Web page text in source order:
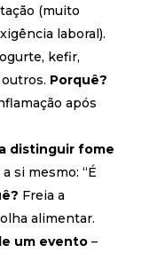
(muito
laboral).
kefir,
Porquê?
após
distinguir fome
si mesmo: “É
Freia a
alimentar.
um evento–